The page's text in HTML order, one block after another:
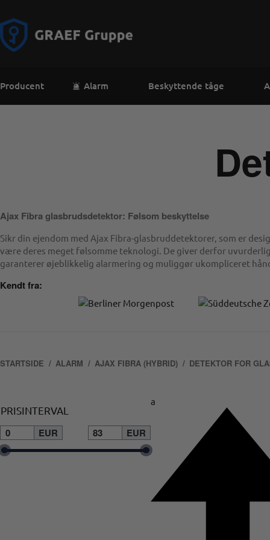
Producent Alarm Beskyttende tåge
Ajax Fibra glasbrudsdetektor: Følsom beskyttelse
Sikr din ejendom med Ajax Fibra-glasbruddetektorer, som er
være deres meget følsomme teknologi. De giver derfor
garanterer øjeblikkelig alarmering og muliggør ukompliceret
Kendt fra:
STARTSIDE ALARM AJAX FIBRA (HYBRID) DETEKTOR FOR
a
PRISINTERVAL
EUR EUR